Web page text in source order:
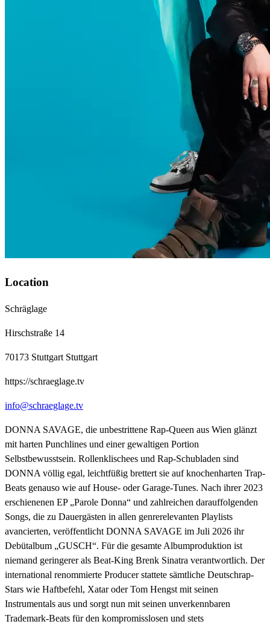
Location
Schräglage
Hirschstraße 14
70173 Stuttgart Stuttgart
https://schraeglage.tv
info@schraeglage.tv
DONNA SAVAGE, die unbestrittene Rap-Queen aus Wien glänzt
mit harten Punchlines und einer gewaltigen Portion
Selbstbewusstsein. Rollenklischees und Rap-Schubladen sind
DONNA völlig egal, leichtfüßig brettert sie auf knochenharten Trap-
Beats genauso wie auf House- oder Garage-Tunes. Nach ihrer 2023
erschienenen EP „Parole Donna“ und zahlreichen darauffolgenden
Songs, die zu Dauergästen in allen genrerelevanten Playlists
avancierten, veröffentlicht DONNA SAVAGE im Juli 2026 ihr
Debütalbum „GUSCH“. Für die gesamte Albumproduktion ist
niemand geringerer als Beat-King Brenk Sinatra verantwortlich. Der
international renommierte Producer stattete sämtliche Deutschrap-
Stars wie Haftbefehl, Xatar oder Tom Hengst mit seinen
Instrumentals aus und sorgt nun mit seinen unverkennbaren
Trademark-Beats für den kompromisslosen und stets